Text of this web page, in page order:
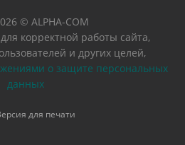
© ALPHA-COM
корректной работы сайта,
и других целей,
о защите персональных
данных
для печати